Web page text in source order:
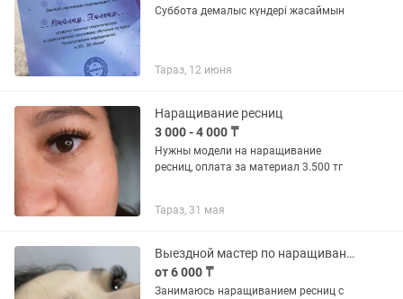
Суббота демалыс күндері жасаймын
Тараз, 12 июня
Наращивание ресниц
3 000 - 4 000 ₸
Нужны модели на наращивание
ресниц, оплата за материал 3.500 тг
Тараз, 31 мая
Выездной мастер по наращиванию ресниц
от 6 000 ₸
Занимаюсь наращиванием ресниц с